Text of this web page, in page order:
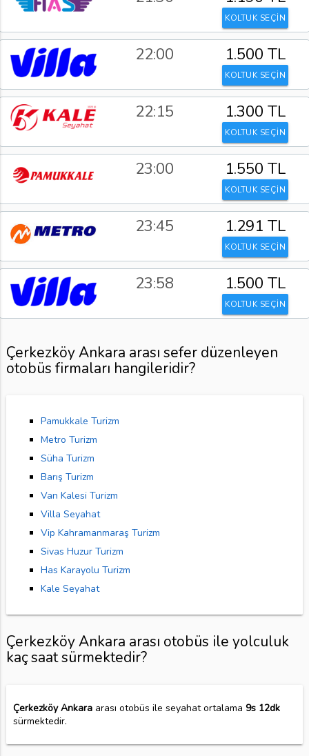
KOLTUK SEÇİN
22:00 1.500 TL
KOLTUK SEÇİN
22:15 1.300 TL
KOLTUK SEÇİN
23:00 1.550 TL
KOLTUK SEÇİN
23:45 1.291 TL
KOLTUK SEÇİN
23:58 1.500 TL
KOLTUK SEÇİN
Çerkezköy Ankara arası sefer düzenleyen
otobüs firmaları hangileridir?
Pamukkale Turizm
Metro Turizm
Süha Turizm
Barış Turizm
Van Kalesi Turizm
Villa Seyahat
Vip Kahramanmaraş Turizm
Sivas Huzur Turizm
Has Karayolu Turizm
Kale Seyahat
Çerkezköy Ankara arası otobüs ile yolculuk
kaç saat sürmektedir?
Çerkezköy Ankaraarası otobüs ile seyahat ortalama 9s 12dk
sürmektedir.